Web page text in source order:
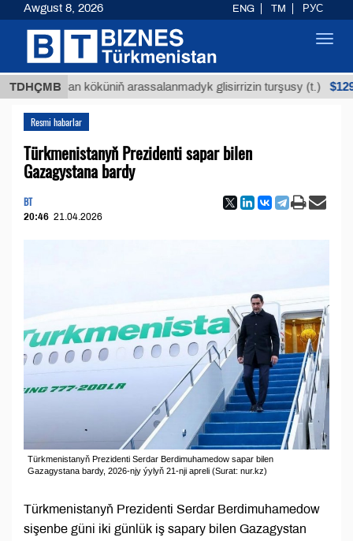
TDHÇMB
Buýan köküniň arassalanmadyk glisirrizin turşusy (t.) $12935,18
Resmi habarlar
Türkmenistanyň Prezidenti sapar bilen
Gazagystana bardy
BT
20:46 21.04.2026
Türkmenistanyň Prezidenti Serdar Berdimuhamedow sapar bilen
Gazagystana bardy, 2026-njy ýylyň 21-nji apreli (Surat: nur.kz)
Türkmenistanyň Prezidenti Serdar Berdimuhamedow
sişenbe güni iki günlük iş sapary bilen Gazagystan
Awgust 8, 2026 ENG TM РУС